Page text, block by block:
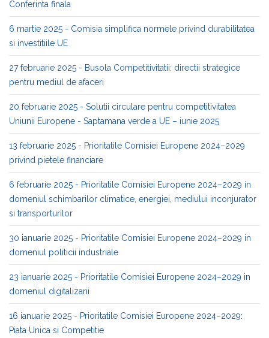
Conferinta finala
6 martie 2025 - Comisia simplifica normele privind durabilitatea
si investitiile UE
27 februarie 2025 - Busola Competitivitatii: directii strategice
pentru mediul de afaceri
20 februarie 2025 - Solutii circulare pentru competitivitatea
Uniunii Europene - Saptamana verde a UE – iunie 2025
13 februarie 2025 - Prioritatile Comisiei Europene 2024–2029
privind pietele financiare
6 februarie 2025 - Prioritatile Comisiei Europene 2024–2029 in
domeniul schimbarilor climatice, energiei, mediului inconjurator
si transporturilor
30 ianuarie 2025 - Prioritatile Comisiei Europene 2024–2029 in
domeniul politicii industriale
23 ianuarie 2025 - Prioritatile Comisiei Europene 2024–2029 in
domeniul digitalizarii
16 ianuarie 2025 - Prioritatile Comisiei Europene 2024–2029:
Piata Unica si Competitie